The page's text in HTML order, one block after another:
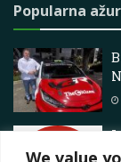
We value
Popularna